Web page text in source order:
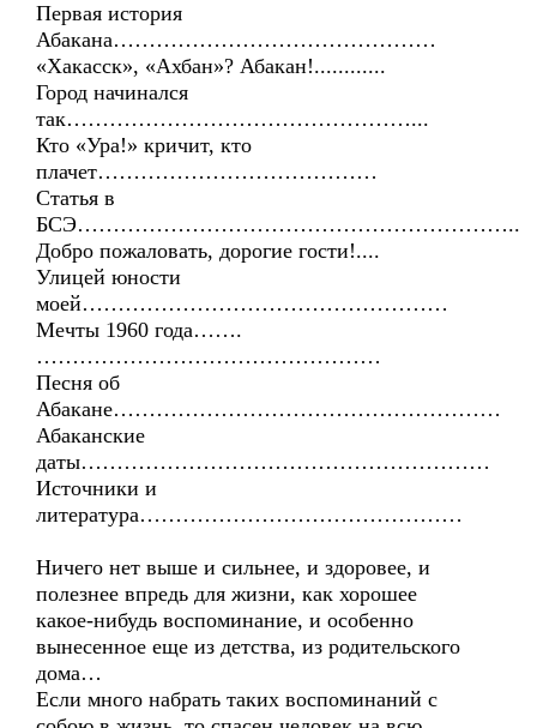
Первая история
Абакана………………………………………
«Хакасск», «Ахбан»? Абакан!............
Город начинался
так…………………………………………...
Кто «Ура!» кричит, кто
плачет…………………………………
Статья в
БСЭ……………………………………………………..
Добро пожаловать, дорогие гости!....
Улицей юности
моей……………………………………………
Мечты 1960 года…….
…………………………………………
Песня об
Абакане………………………………………………
Абаканские
даты…………………………………………………
Источники и
литература………………………………………
Ничего нет выше и сильнее, и здоровее, и
полезнее впредь для жизни, как хорошее
какое-нибудь воспоминание, и особенно
вынесенное еще из детства, из родительского
дома…
Если много набрать таких воспоминаний с